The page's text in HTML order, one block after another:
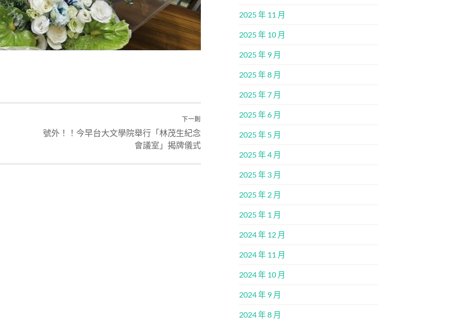
下一則
號外！！今早台大文學院舉行「林茂生紀念
會議室」揭牌儀式
2025 年 11 月
2025 年 10 月
2025 年 9 月
2025 年 8 月
2025 年 7 月
2025 年 6 月
2025 年 5 月
2025 年 4 月
2025 年 3 月
2025 年 2 月
2025 年 1 月
2024 年 12 月
2024 年 11 月
2024 年 10 月
2024 年 9 月
2024 年 8 月